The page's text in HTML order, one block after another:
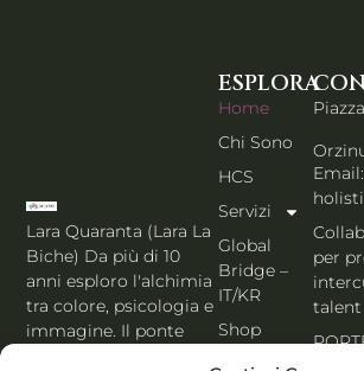
Lara Quaranta (Lara La
Biche) Da più di 10
anni esploro l'alchimia
tra colore, psicologia e
immagine. Il ponte
ESPLORA
Home
Chi Sono
HCS
Servizi
Global
Bridge –
IT/KR
Shop
Blog
Email:
per